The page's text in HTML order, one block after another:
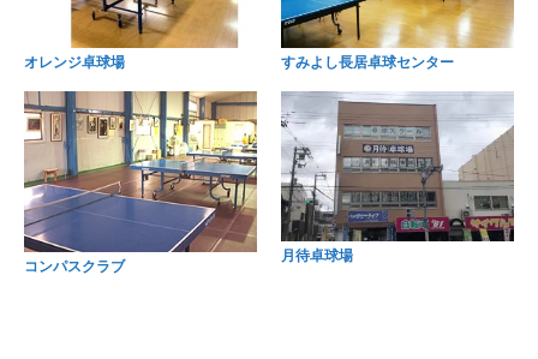
オレンジ卓球場 すみよし長居卓球センター
コンパスクラブ
月待卓球場